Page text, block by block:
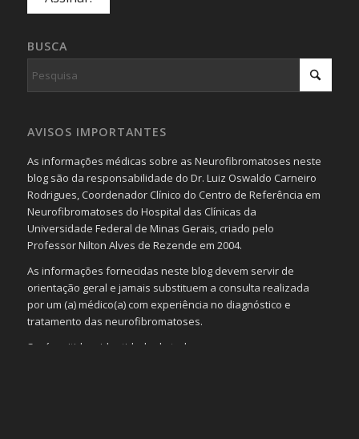
BUSCA
AVISOS IMPORTANTES
As informações médicas sobre as Neurofibromatoses neste
blog são da responsabilidade do Dr. Luiz Oswaldo Carneiro
Rodrigues, Coordenador Clínico do Centro de Referência em
Neurofibromatoses do Hospital das Clínicas da
Universidade Federal de Minas Gerais, criado pelo
Professor Nilton Alves de Rezende em 2004.
As informações fornecidas neste blog devem servir de
orientação geral e jamais substituem a consulta realizada
por um (a) médico(a) com experiência no diagnóstico e
tratamento das neurofibromatoses.
Será omitida a identidade de todas as pessoas que